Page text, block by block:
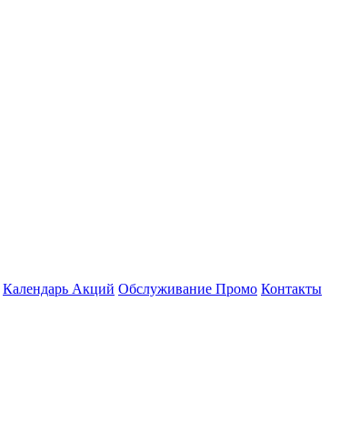
Календарь Акций Обслуживание Промо Контакты